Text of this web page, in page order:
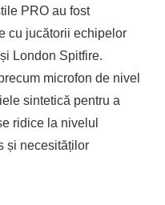
PRO au fost
cu jucătorii echipelor
London Spitfire.
microfon de nivel
sintetică pentru a
ridice la nivelul
și necesităților